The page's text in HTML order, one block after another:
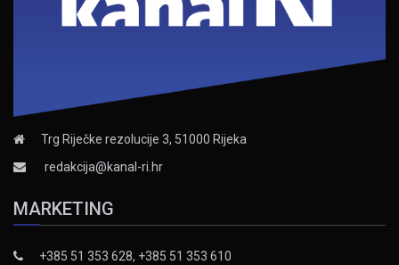
Trg Riječke rezolucije 3, 51000 Rijeka
redakcija@kanal-ri.hr
MARKETING
+385 51 353 628, +385 51 353 610